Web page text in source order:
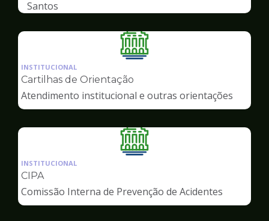
Santos
Ilustração
da
de
Servidor
INSTITUCIONAL
Cartilhas de Orientação
Atendimento institucional e outras orientações
Ilustração
da
Servidor
INSTITUCIONAL
CIPA
Comissão Interna de Prevenção de Acidentes